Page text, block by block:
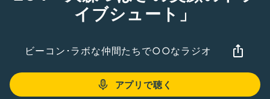
イブシュート」
ビーコン･ラボな仲間たちで○○なラジオ
アプリで聴く